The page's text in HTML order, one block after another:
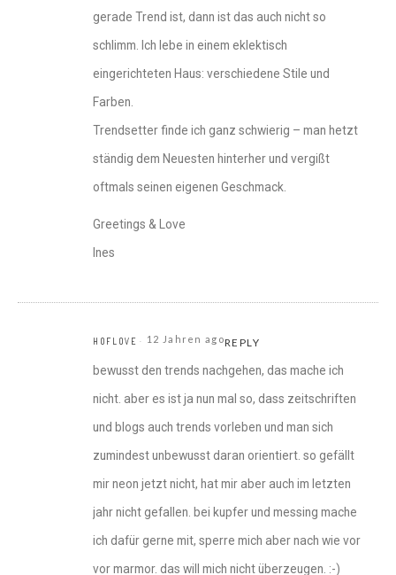
gerade Trend ist, dann ist das auch nicht so
schlimm. Ich lebe in einem eklektisch
eingerichteten Haus: verschiedene Stile und
Farben.
Trendsetter finde ich ganz schwierig – man hetzt
ständig dem Neuesten hinterher und vergißt
oftmals seinen eigenen Geschmack.
Greetings & Love
Ines
HOFLOVE 12 Jahren agoREPLY
bewusst den trends nachgehen, das mache ich
nicht. aber es ist ja nun mal so, dass zeitschriften
und blogs auch trends vorleben und man sich
zumindest unbewusst daran orientiert. so gefällt
mir neon jetzt nicht, hat mir aber auch im letzten
jahr nicht gefallen. bei kupfer und messing mache
ich dafür gerne mit, sperre mich aber nach wie vor
vor marmor. das will mich nicht überzeugen. :-)